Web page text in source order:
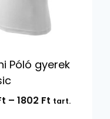
Póló gyerek
– 1802 Ft Ártartomány:
tart.